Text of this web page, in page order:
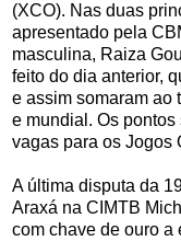
(XCO). Nas duas
apresentado pela
masculina, Raiza
feito do dia anterior,
e assim somaram ao
e mundial. Os
vagas para os Jogos
A última disputa da
Araxá na CIMTB
com chave de ouro a